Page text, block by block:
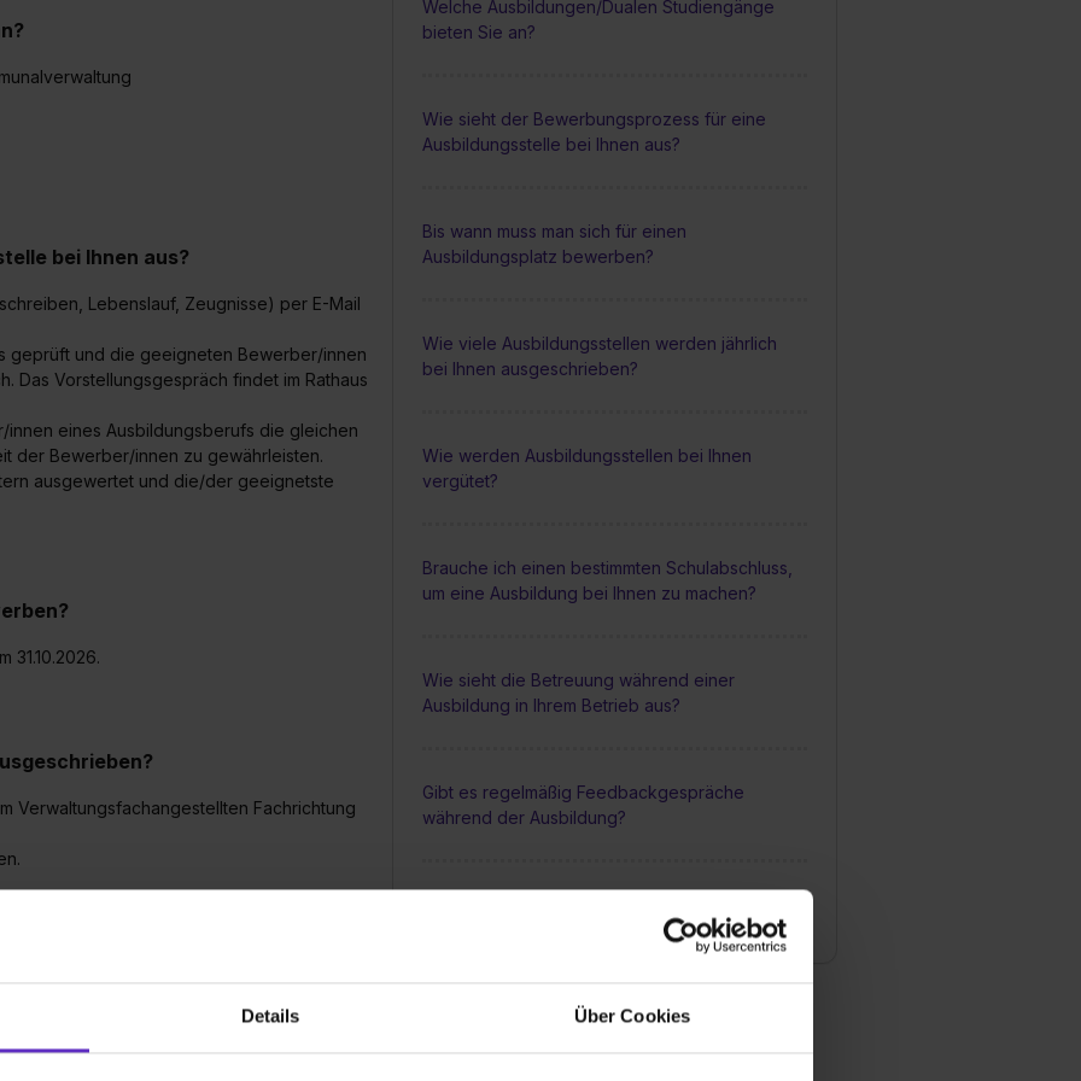
Details Über Cookies
Welche Ausbildungen/Dualen Studiengänge
bieten Sie an?
Wie sieht der Bewerbungsprozess für eine
Ausbildungsstelle bei Ihnen aus?
Bis wann muss man sich für einen
Ausbildungsplatz bewerben?
Wie viele Ausbildungsstellen werden jährlich
bei Ihnen ausgeschrieben?
Wie werden Ausbildungsstellen bei Ihnen
vergütet?
Brauche ich einen bestimmten Schulabschluss,
um eine Ausbildung bei Ihnen zu machen?
Wie sieht die Betreuung während einer
Ausbildung in Ihrem Betrieb aus?
Gibt es regelmäßig Feedbackgespräche
während der Ausbildung?
Sonderleistungen wie z.B. einem Zuschuss zum
bei Ihnen aus?
Lebenslauf, Zeugnisse) per E-Mail
geprüft und die geeigneten Bewerber/innen
Das Vorstellungsgespräch findet im Rathaus
eines Ausbildungsberufs die gleichen
der Bewerber/innen zu gewährleisten.
ausgewertet und die/der geeignetste
31.10.2026.
Verwaltungsfachangestellten Fachrichtung
die Ausbildungsvergütung: